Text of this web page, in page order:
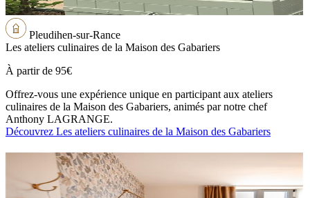
Pleudihen-sur-Rance
Les ateliers culinaires de la Maison des Gabariers
À partir de 95€
Offrez-vous une expérience unique en participant aux ateliers
culinaires de la Maison des Gabariers, animés par notre chef
Anthony LAGRANGE.
Découvrez Les ateliers culinaires de la Maison des Gabariers